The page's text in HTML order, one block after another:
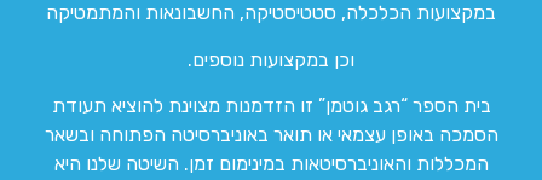
במקצועות הכלכלה, סטטיסטיקה, החשבונאות והמתמטיקה
וכן במקצועות נוספים.
בית הספר “רגב גוטמן” זו הזדמנות מצוינת להוציא תעודת
הסמכה באופן עצמאי או תואר באוניברסיטה הפתוחה ובשאר
המכללות והאוניברסיטאות במינימום זמן. השיטה שלנו היא